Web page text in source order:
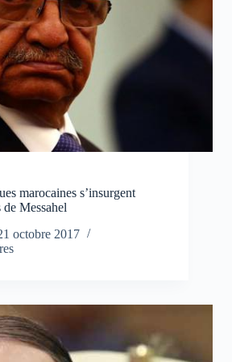
marocaines s’insurgent
Messahel
octobre 2017